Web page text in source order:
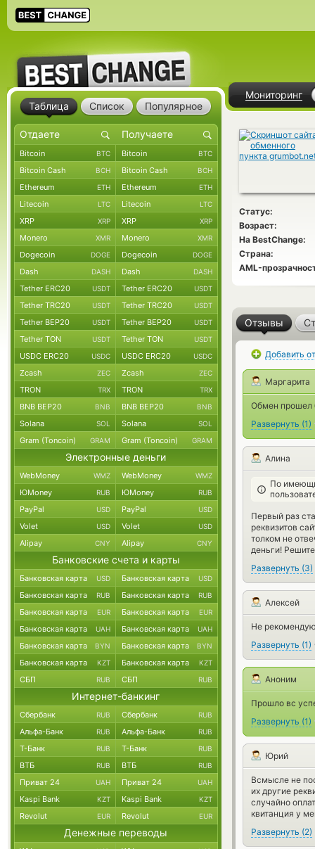
Мониторинг
Статус:
Возраст:
На BestChange:
Страна:
AML-
Отзывы
Добавить
Маргарита
Обмен прошел
Развернуть (1)
Алина
По
Первый раз
реквизитов
толком не
деньги!
Развернуть (3)
Алексей
Не
Развернуть (1)
Аноним
Прошло вс
Развернуть (1)
Юрий
Всмысле не
их другие
случайно
квитанция у
Развернуть (2)
Таблица Список Популярное
Bitcoin BTC Bitcoin BTC
Bitcoin Cash BCH Bitcoin Cash BCH
Ethereum ETH Ethereum ETH
Litecoin LTC Litecoin LTC
XRP XRP XRP XRP
Monero XMR Monero XMR
Dogecoin DOGE Dogecoin DOGE
Dash DASH Dash DASH
Tether ERC20 USDT Tether ERC20 USDT
Tether TRC20 USDT Tether TRC20 USDT
Tether BEP20 USDT Tether BEP20 USDT
Tether TON USDT Tether TON USDT
USDC ERC20 USDC USDC ERC20 USDC
Zcash ZEC Zcash ZEC
TRON TRX TRON TRX
BNB BEP20 BNB BNB BEP20 BNB
Solana SOL Solana SOL
Gram (Toncoin) GRAM Gram (Toncoin) GRAM
Электронные деньги
WebMoney WMZ WebMoney WMZ
ЮMoney RUB ЮMoney RUB
PayPal USD PayPal USD
Volet USD Volet USD
Alipay CNY Alipay CNY
Банковские счета и карты
Банковская карта USD Банковская карта USD
Банковская карта RUB Банковская карта RUB
Банковская карта EUR Банковская карта EUR
Банковская карта UAH Банковская карта UAH
Банковская карта BYN Банковская карта BYN
Банковская карта KZT Банковская карта KZT
СБП RUB СБП RUB
Интернет-банкинг
Сбербанк RUB Сбербанк RUB
Альфа-Банк RUB Альфа-Банк RUB
Т-Банк RUB Т-Банк RUB
ВТБ RUB ВТБ RUB
Приват 24 UAH Приват 24 UAH
Kaspi Bank KZT Kaspi Bank KZT
Revolut EUR Revolut EUR
Денежные переводы